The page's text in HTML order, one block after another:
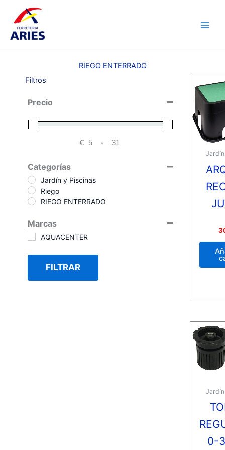
contenido
RIEGO ENTERRADO
Filtros
Precio
€ Minimum Price
-Maximum Price
Categorías
Jardín y Piscinas
Riego
RIEGO ENTERRADO
Marcas
AQUACENTER
FILTRAR
0
0-